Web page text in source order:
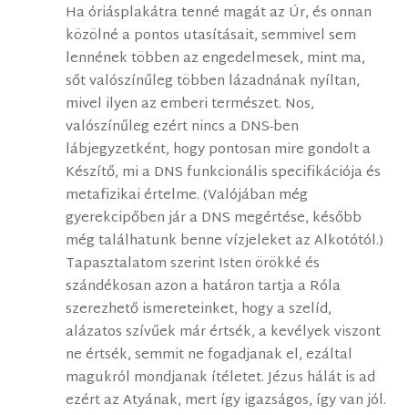
Ha óriásplakátra tenné magát az Úr, és onnan
közölné a pontos utasításait, semmivel sem
lennének többen az engedelmesek, mint ma,
sőt valószínűleg többen lázadnának nyíltan,
mivel ilyen az emberi természet. Nos,
valószínűleg ezért nincs a DNS-ben
lábjegyzetként, hogy pontosan mire gondolt a
Készítő, mi a DNS funkcionális specifikációja és
metafizikai értelme. (Valójában még
gyerekcipőben jár a DNS megértése, később
még találhatunk benne vízjeleket az Alkotótól.)
Tapasztalatom szerint Isten örökké és
szándékosan azon a határon tartja a Róla
szerezhető ismereteinket, hogy a szelíd,
alázatos szívűek már értsék, a kevélyek viszont
ne értsék, semmit ne fogadjanak el, ezáltal
magukról mondjanak ítéletet. Jézus hálát is ad
ezért az Atyának, mert így igazságos, így van jól.